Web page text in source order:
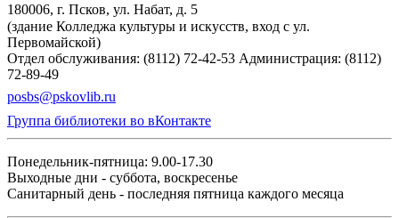
180006, г. Псков, ул. Набат, д. 5
(здание Колледжа культуры и искусств, вход с ул.
Первомайской)
Отдел обслуживания: (8112) 72-42-53 Администрация: (8112)
72-89-49
posbs@pskovlib.ru
Группа библиотеки во вКонтакте
Понедельник-пятница: 9.00-17.30
Выходные дни - суббота, воскресенье
Санитарный день - последняя пятница каждого месяца